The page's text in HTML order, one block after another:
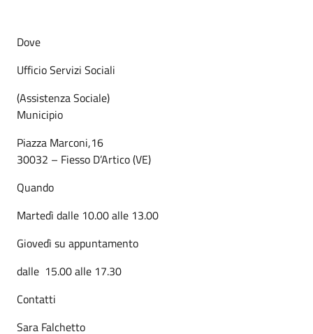
Dove
Ufficio Servizi Sociali
(Assistenza Sociale)
Municipio
Piazza Marconi,16
30032 – Fiesso D’Artico (VE)
Quando
Martedì dalle 10.00 alle 13.00
Giovedì su appuntamento
dalle 15.00 alle 17.30
Contatti
Sara Falchetto